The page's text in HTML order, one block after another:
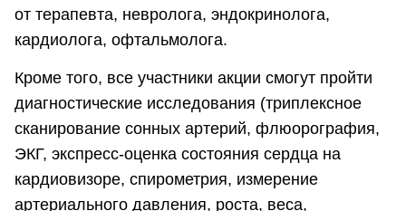
от терапевта, невролога, эндокринолога,
кардиолога, офтальмолога.
Кроме того, все участники акции смогут пройти
диагностические исследования (триплексное
сканирование сонных артерий, флюорография,
ЭКГ, экспресс-оценка состояния сердца на
кардиовизоре, спирометрия, измерение
артериального давления, роста, веса,